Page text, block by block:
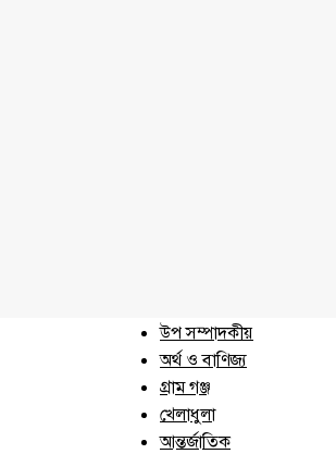
উপ সম্পাদকীয়
অর্থ ও বাণিজ্য
গ্রাম গঞ্জ
খেলাধুলা
আন্তর্জাতিক